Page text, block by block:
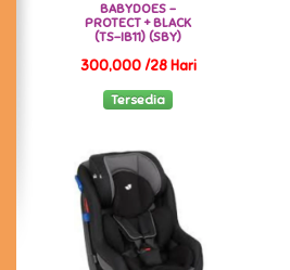
BABYDOES -
PROTECT + BLACK
(TS-IB11) (SBY)
300,000 /28 Hari
Tersedia